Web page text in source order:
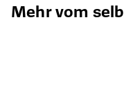
Mehr vom